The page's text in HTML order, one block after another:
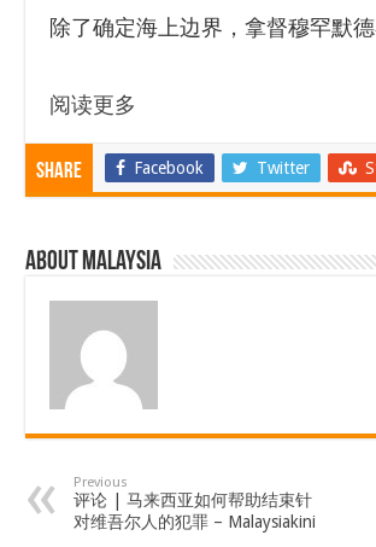
除了确定海上边界，拿督穆罕默
阅读更多
Share Facebook Twitter
About Malaysia
Previous
评论 | 马来西亚如何帮助结束针
对维吾尔人的犯罪 – Malaysiakini